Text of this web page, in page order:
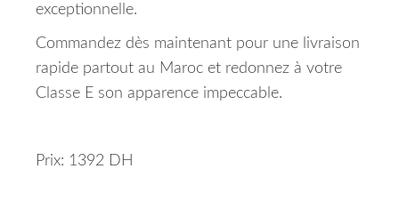
exceptionnelle.
Commandez dès maintenant pour une livraison
rapide partout au Maroc et redonnez à votre
Classe E son apparence impeccable.
Prix: 1392 DH